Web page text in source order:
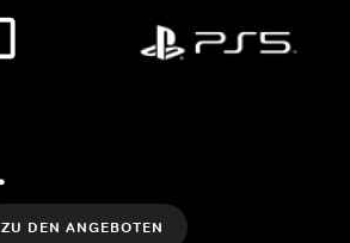
ZU DEN ANGEBOTEN